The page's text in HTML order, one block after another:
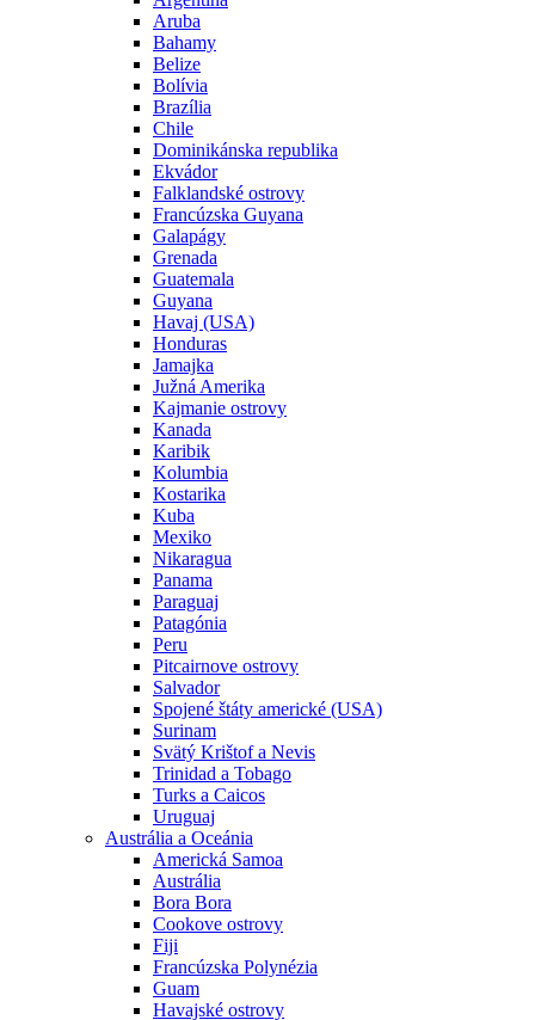
Aruba
Bahamy
Belize
Bolívia
Brazília
Chile
Dominikánska republika
Ekvádor
Falklandské ostrovy
Francúzska Guyana
Galapágy
Grenada
Guatemala
Guyana
Havaj (USA)
Honduras
Jamajka
Južná Amerika
Kajmanie ostrovy
Kanada
Karibik
Kolumbia
Kostarika
Kuba
Mexiko
Nikaragua
Panama
Paraguaj
Patagónia
Peru
Pitcairnove ostrovy
Salvador
Spojené štáty americké (USA)
Surinam
Svätý Krištof a Nevis
Trinidad a Tobago
Turks a Caicos
Uruguaj
Austrália a Oceánia
Americká Samoa
Austrália
Bora Bora
Cookove ostrovy
Fiji
Francúzska Polynézia
Guam
Havajské ostrovy